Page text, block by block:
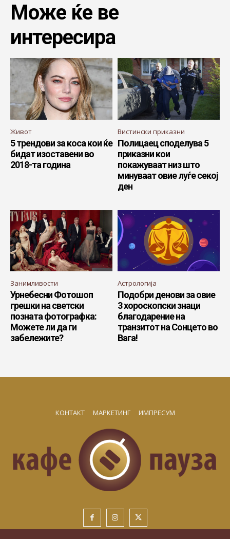
Може ќе ве
интересира
Живот
5 трендови за коса кои ќе
бидат изоставени во
2018-та година
Вистински приказни
Полицаец споделува 5
приказни кои
покажуваат низ што
минуваат овие луѓе секој
ден
Занимливости
Урнебесни Фотошоп
грешки на светски
позната фотографка:
Можете ли да ги
забележите?
Астрологија
Подобри денови за овие
3 хороскопски знаци
благодарение на
транзитот на Сонцето во
Вага!
КОНТАКТ МАРКЕТИНГ ИМПРЕСУМ